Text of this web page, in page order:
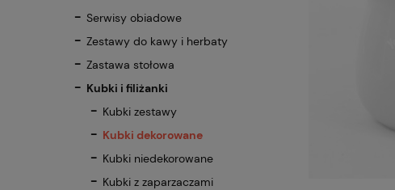
Serwisy obiadowe
Zestawy do kawy i herbaty
Zastawa stołowa
Kubki i filiżanki
Kubki zestawy
Kubki dekorowane
Kubki niedekorowane
Kubki z zaparzaczami